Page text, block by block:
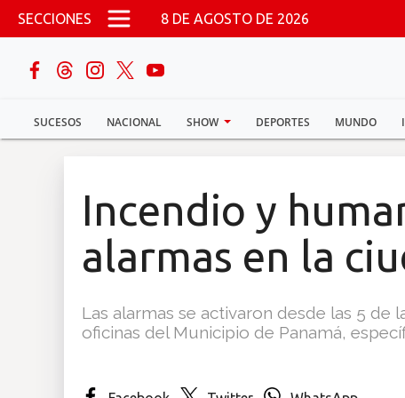
Pasar al contenido principal
SECCIONES 8 DE AGOSTO DE 2026
SUCESOS NACIONAL SHOW DEPORTES MUNDO
buscar
Sucesos
Incendio y
alarmas en la
Las alarmas se activaron desde las 5 de
oficinas del Municipio de Panamá,